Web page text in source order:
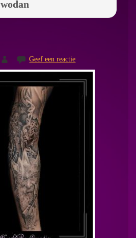
wodan
Geef een reactie